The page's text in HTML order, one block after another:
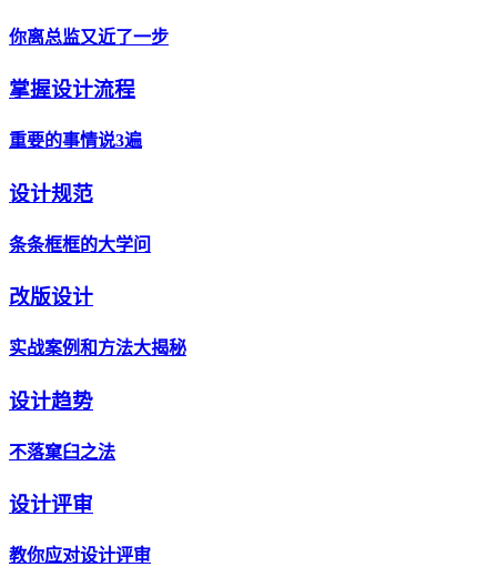
你离总监又近了一步
掌握设计流程
重要的事情说3遍
设计规范
条条框框的大学问
改版设计
实战案例和方法大揭秘
设计趋势
不落窠臼之法
设计评审
教你应对设计评审